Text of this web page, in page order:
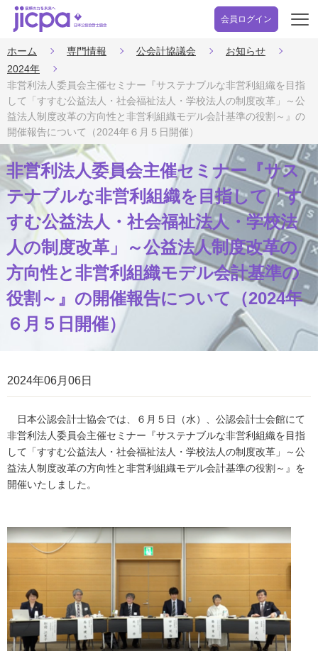
会員ログイン
開
ホーム 専門情報 公会計協議会
お知らせ
2024年
非営利法人委員会主催セミナー『サステナブルな非営利組織を目指
して「すすむ公益法人・社会福祉法人・学校法人の制度改革」～公
益法人制度改革の方向性と非営利組織モデル会計基準の役割～』の
開催報告について（2024年６月５日開催）
非営利法人委員会主催セミナー『サス
テナブルな非営利組織を目指して「す
すむ公益法人・社会福祉法人・学校法
人の制度改革」～公益法人制度改革の
方向性と非営利組織モデル会計基準の
役割～』の開催報告について（2024年
６月５日開催）
2024年06月06日
日本公認会計士協会では、６月５日（水）、公認会計士会館にて
非営利法人委員会主催セミナー『サステナブルな非営利組織を目指
して「すすむ公益法人・社会福祉法人・学校法人の制度改革」～公
益法人制度改革の方向性と非営利組織モデル会計基準の役割～』を
開催いたしました。